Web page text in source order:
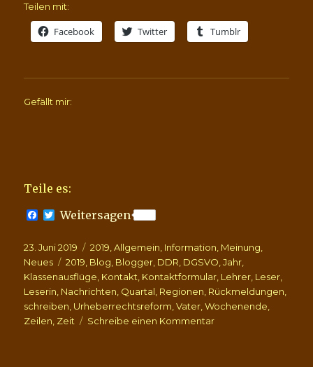
Teilen mit:
Facebook Twitter Tumblr
Gefällt mir:
Teile es:
F
e
b
o
k
T
t
t
r
Weitersagen
Veröffentlicht
am
23. Juni 2019 Kategorien
2019 ,Allgemein Information Meinung
Neues
Schlagwörter
2019 Blog Blogger DDR DGSVO ,Jahr
Klassenausflüge Kontakt Kontaktformular Lehrer Leser
Leserin Nachrichten Quartal Regionen Rückmeldungen
schreiben Urheberrechtsreform ,Vater ,Wochenende
Zeilen Zeit Schreibe einen Kommentarzu